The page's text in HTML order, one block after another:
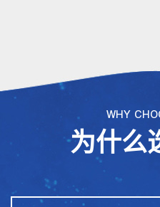
WHY
为什么